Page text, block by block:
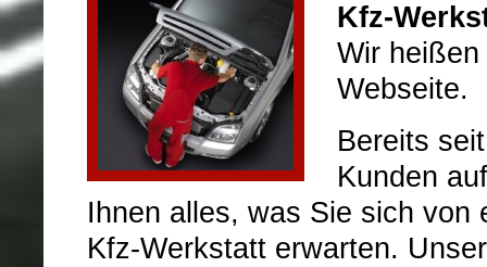
Kfz-
Wir
Webseite.
Bereits
Kunden
Ihnen alles, was Sie sich von
Kfz-Werkstatt erwarten.